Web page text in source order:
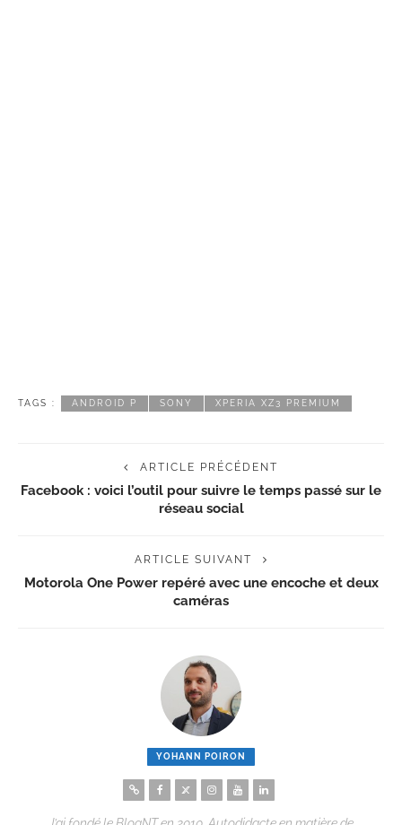
TAGS : ANDROID P SONY XPERIA XZ3 PREMIUM
ARTICLE PRÉCÉDENT
Facebook : voici l’outil pour suivre le temps passé sur le
réseau social
ARTICLE SUIVANT
Motorola One Power repéré avec une encoche et deux
caméras
YOHANN POIRON